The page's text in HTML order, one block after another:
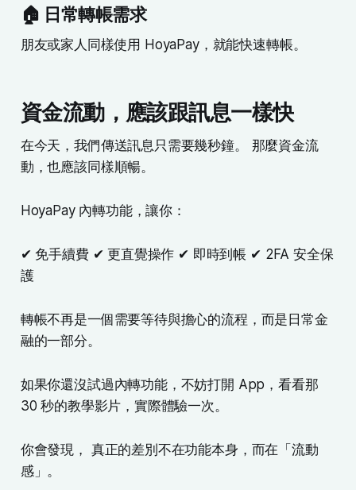
🏠 日常轉帳需求
朋友或家人同樣使用 HoyaPay，就能快速轉帳。
資金流動，應該跟訊息一樣快
在今天，我們傳送訊息只需要幾秒鐘。 那麼資金流
動，也應該同樣順暢。
HoyaPay 內轉功能，讓你：
✔ 免手續費 ✔ 更直覺操作 ✔ 即時到帳 ✔ 2FA 安全保
護
轉帳不再是一個需要等待與擔心的流程，而是日常金
融的一部分。
如果你還沒試過內轉功能，不妨打開 App，看看那
30 秒的教學影片，實際體驗一次。
你會發現， 真正的差別不在功能本身，而在「流動
感」。